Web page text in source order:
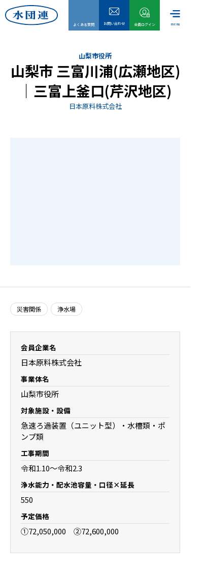
よくある質問 お問い合わせ 会員ログイン menu
山梨市役所
山梨市 三富川浦(広瀬地区)
｜三富上釜口(芹沢地区)
日本原料株式会社
災害関係 浄水場
会員企業名
日本原料株式会社
事業体名
山梨市役所
対象施設・設備
急速ろ過装置（ユニット型）・水槽類・ポ
ンプ類
工事期間
令和1.10～令和2.3
浄水能力・配水池容量・口径×延長
550
予定価格
①72,050,000 ②72,600,000